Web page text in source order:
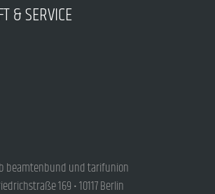
& SERVICE
beamtenbund und tarifunion
169 • 10117 Berlin